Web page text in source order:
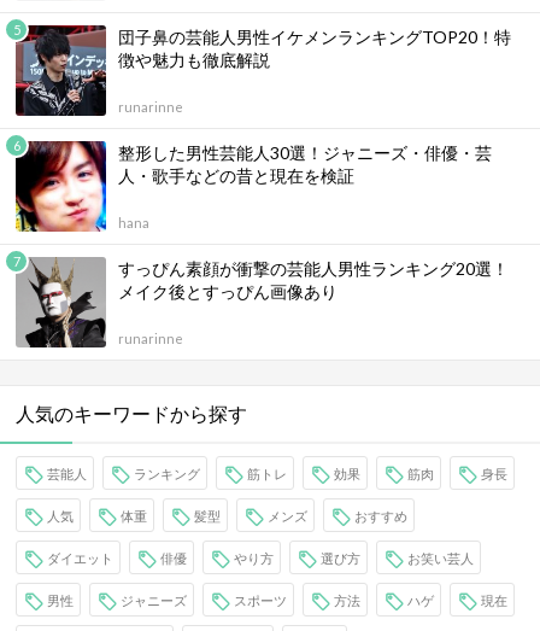
団子鼻の芸能人男性イケメンランキングTOP20！特
徴や魅力も徹底解説
runarinne
整形した男性芸能人30選！ジャニーズ・俳優・芸
人・歌手などの昔と現在を検証
hana
すっぴん素顔が衝撃の芸能人男性ランキング20選！
メイク後とすっぴん画像あり
runarinne
人気のキーワードから探す
芸能人 ランキング 筋トレ 効果 筋肉 身長
人気 体重 髪型 メンズ おすすめ
ダイエット 俳優 やり方 選び方 お笑い芸人
男性 ジャニーズ スポーツ 方法 ハゲ 現在